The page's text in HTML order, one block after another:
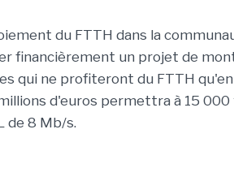
du FTTH dans la
financièrement un projet de
qui ne profiteront du FTTH
d'euros permettra à 15 000
de 8 Mb/s.